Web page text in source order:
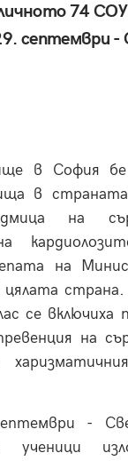
74 СОУ
септември
в София
в
на
на
цялата
се включиха
на
-
ученици